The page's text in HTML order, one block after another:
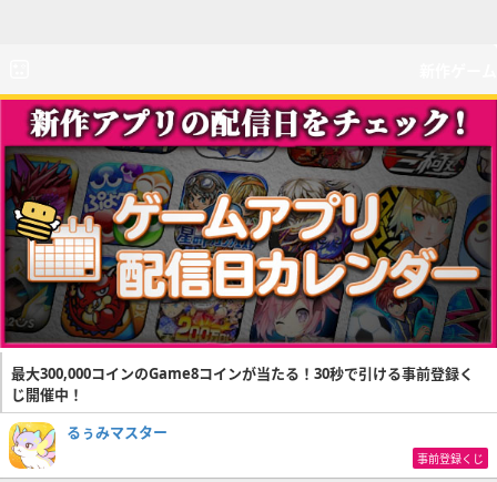
最大300,000コインのGame8コインが当たる！30秒で引ける事前登録く
じ開催中！
るぅみマスター
事前登録くじ